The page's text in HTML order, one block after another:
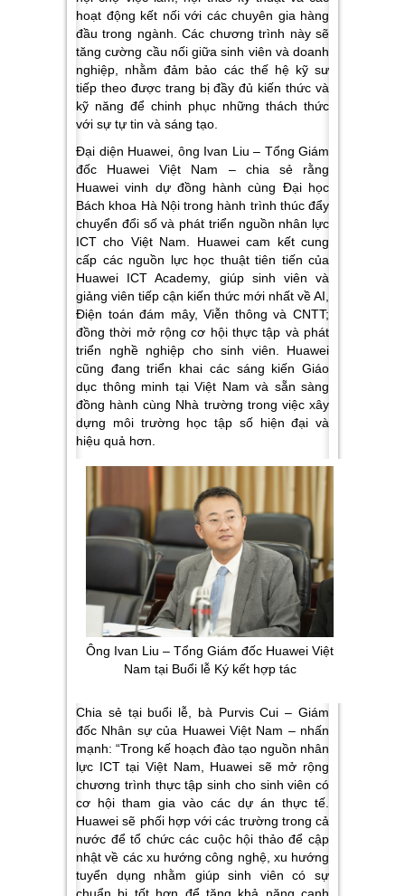
hoạt động kết nối với các chuyên gia hàng
đầu trong ngành. Các chương trình này sẽ
tăng cường cầu nối giữa sinh viên và doanh
nghiệp, nhằm đảm bảo các thế hệ kỹ sư
tiếp theo được trang bị đầy đủ kiến thức và
kỹ năng để chinh phục những thách thức
với sự tự tin và sáng tạo.
Đại diện Huawei, ông Ivan Liu – Tổng Giám
đốc Huawei Việt Nam – chia sẻ rằng
Huawei vinh dự đồng hành cùng Đại học
Bách khoa Hà Nội trong hành trình thúc đẩy
chuyển đổi số và phát triển nguồn nhân lực
ICT cho Việt Nam. Huawei cam kết cung
cấp các nguồn lực học thuật tiên tiến của
Huawei ICT Academy, giúp sinh viên và
giảng viên tiếp cận kiến thức mới nhất về AI,
Điện toán đám mây, Viễn thông và CNTT;
đồng thời mở rộng cơ hội thực tập và phát
triển nghề nghiệp cho sinh viên. Huawei
cũng đang triển khai các sáng kiến Giáo
dục thông minh tại Việt Nam và sẵn sàng
đồng hành cùng Nhà trường trong việc xây
dựng môi trường học tập số hiện đại và
hiệu quả hơn.
Ông Ivan Liu – Tổng Giám đốc Huawei Việt
Nam tại Buổi lễ Ký kết hợp tác
Chia sẻ tại buổi lễ, bà Purvis Cui – Giám
đốc Nhân sự của Huawei Việt Nam – nhấn
mạnh: “Trong kế hoạch đào tạo nguồn nhân
lực ICT tại Việt Nam, Huawei sẽ mở rộng
chương trình thực tập sinh cho sinh viên có
cơ hội tham gia vào các dự án thực tế.
Huawei sẽ phối hợp với các trường trong cả
nước để tổ chức các cuộc hội thảo để cập
nhật về các xu hướng công nghệ, xu hướng
tuyển dụng nhằm giúp sinh viên có sự
chuẩn bị tốt hơn để tăng khả năng cạnh